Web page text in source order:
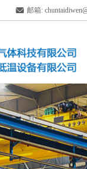
邮箱: